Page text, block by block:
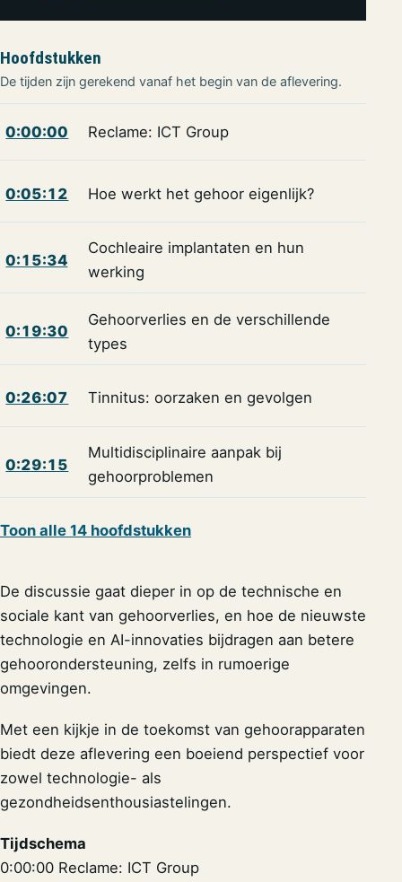
Hoofdstukken
De tijden zijn gerekend vanaf het begin van de aflevering.
0:00:00 Reclame: ICT Group
0:05:12 Hoe werkt het gehoor eigenlijk?
0:15:34
Cochleaire implantaten en hun
werking
0:19:30
Gehoorverlies en de verschillende
types
0:26:07 Tinnitus: oorzaken en gevolgen
0:29:15
Multidisciplinaire aanpak bij
gehoorproblemen
Toon alle 14 hoofdstukken
De discussie gaat dieper in op de technische en
sociale kant van gehoorverlies, en hoe de nieuwste
technologie en AI-innovaties bijdragen aan betere
gehoorondersteuning, zelfs in rumoerige
omgevingen.
Met een kijkje in de toekomst van gehoorapparaten
biedt deze aflevering een boeiend perspectief voor
zowel technologie- als
gezondheidsenthousiastelingen.
Tijdschema
0:00:00 Reclame: ICT Group